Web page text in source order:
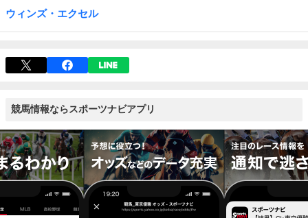
ウィンズ・エクセル
競馬情報ならスポーツナビアプリ